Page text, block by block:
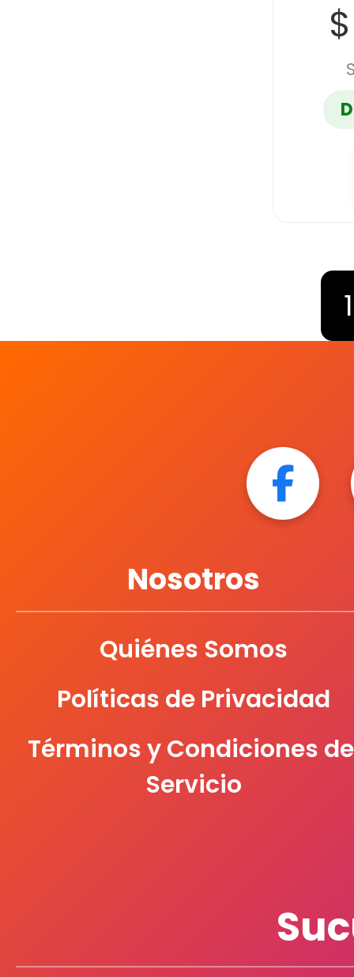
1
Nosotros
Quiénes Somos
Políticas de Privacidad
Términos y Condiciones
Servicio